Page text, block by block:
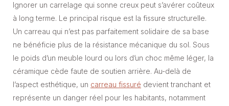
Ignorer un carrelage qui sonne creux peut s’avérer coûteux
à long terme. Le principal risque est la fissure structurelle.
Un carreau qui n’est pas parfaitement solidaire de sa base
ne bénéficie plus de la résistance mécanique du sol. Sous
le poids d’un meuble lourd ou lors d’un choc même léger, la
céramique cède faute de soutien arrière. Au-delà de
l’aspect esthétique, un carreau fissuré devient tranchant et
représente un danger réel pour les habitants, notamment